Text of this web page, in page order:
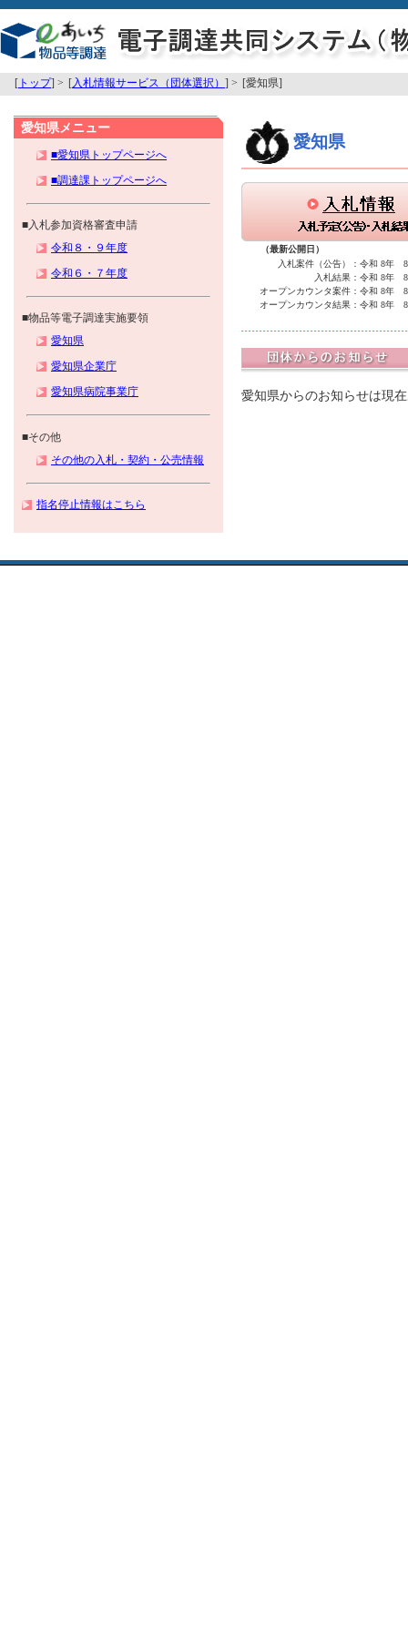
[ トップ] > [入札情報サービス（団体選択） ] > [愛知県]
愛知県
（最新公開日）
入札案件（公告）： 令和 8年
入札結果： 令和 8年
オープンカウンタ案件： 令和 8年
オープンカウンタ結果： 令和 8年
愛知県からのお知らせは現
愛知県メニュー
■愛知県トップページへ
■調達課トップページへ
■入札参加資格審査申請
令和８・９年度
令和６・７年度
■物品等電子調達実施要領
愛知県
愛知県企業庁
愛知県病院事業庁
■その他
その他の入札・契約・公売情報
指名停止情報はこちら